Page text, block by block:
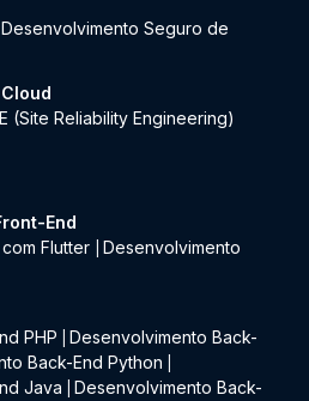
Seguro de
(Site Reliability Engineering)
End
Flutter
Desenvolvimento
PHP
Desenvolvimento Back-
Back-End Python
Java
Desenvolvimento Back-